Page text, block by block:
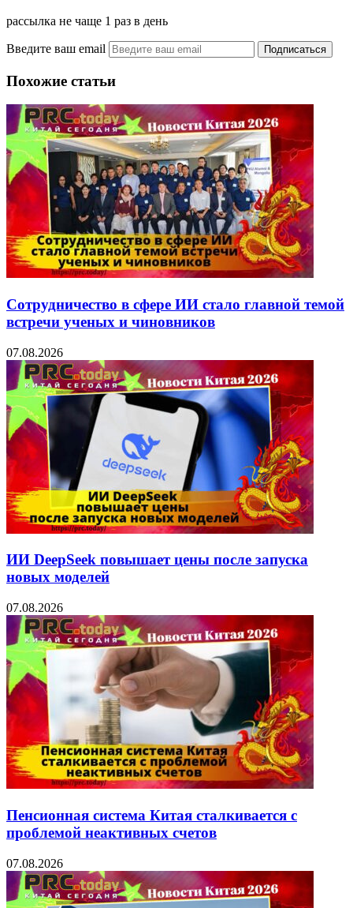
рассылка не чаще 1 раз в день
Введите ваш email
Похожие статьи
Сотрудничество в сфере ИИ стало главной темой
встречи ученых и чиновников
07.08.2026
ИИ DeepSeek повышает цены после запуска
новых моделей
07.08.2026
Пенсионная система Китая сталкивается с
проблемой неактивных счетов
07.08.2026